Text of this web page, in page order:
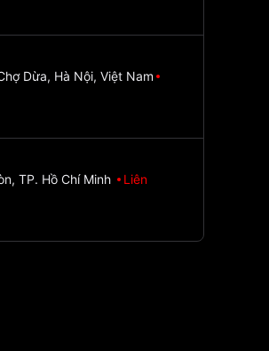
Dừa, Hà Nội, Việt Nam
TP. Hồ Chí Minh
Liên